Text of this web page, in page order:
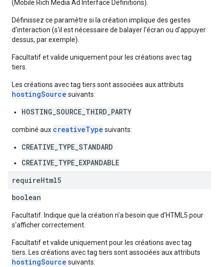
(Mobile Rich Media Ad Interface Definitions).
Définissez ce paramètre si la création implique des gestes
d'interaction (s'il est nécessaire de balayer l'écran ou d'appuyer
dessus, par exemple).
Facultatif et valide uniquement pour les créations avec tag
tiers.
Les créations avec tag tiers sont associées aux attributs
hostingSource suivants:
HOSTING_SOURCE_THIRD_PARTY
combiné aux creativeType suivants:
CREATIVE_TYPE_STANDARD
CREATIVE_TYPE_EXPANDABLE
requireHtml5
boolean
Facultatif. Indique que la création n'a besoin que d'HTML5 pour
s'afficher correctement.
Facultatif et valide uniquement pour les créations avec tag
tiers. Les créations avec tag tiers sont associées aux attributs
hostingSource suivants: